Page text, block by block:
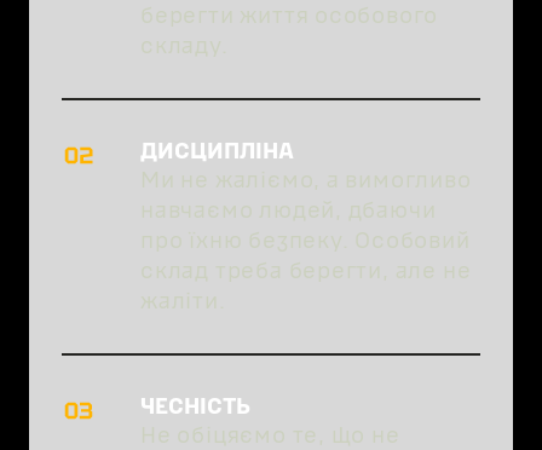
берегти життя особового
складу.
ДИСЦИПЛІНА
Ми не жаліємо, а вимогливо
навчаємо людей, дбаючи
про їхню безпеку. Особовий
склад треба берегти, але не
жаліти.
ЧЕСНІСТЬ
Не обіцяємо те, що не